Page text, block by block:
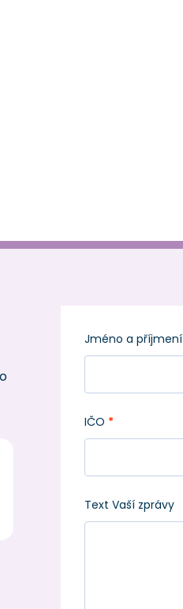
Jméno a příjmení
IČO *
Text Vaší zprávy